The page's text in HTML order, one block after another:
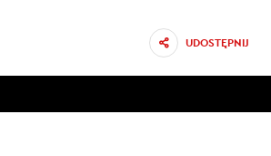
UDOSTĘPNIJ